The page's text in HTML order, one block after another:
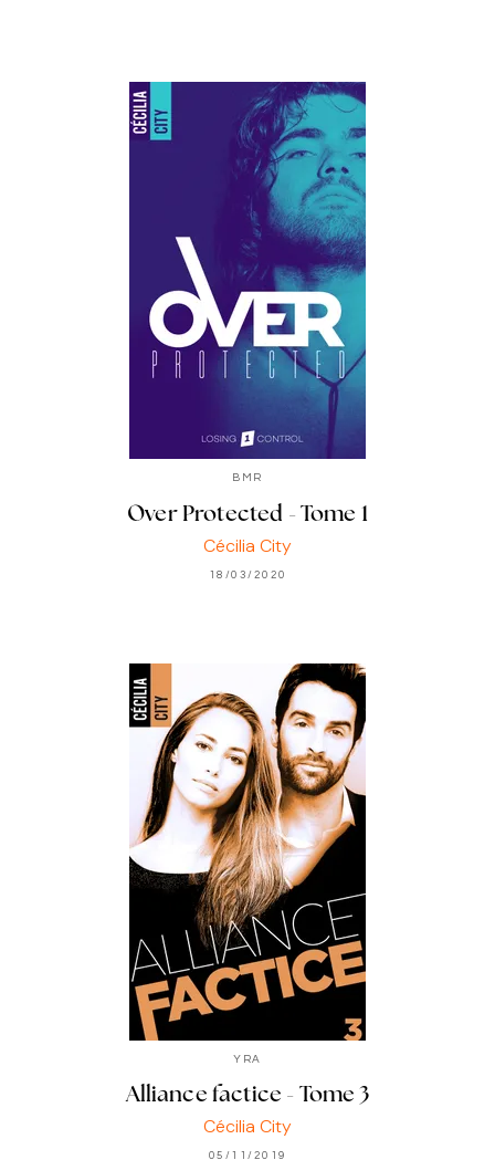
BMR
Over Protected - Tome 1
Cécilia City
18/03/2020
YRA
Alliance factice - Tome 3
Cécilia City
05/11/2019